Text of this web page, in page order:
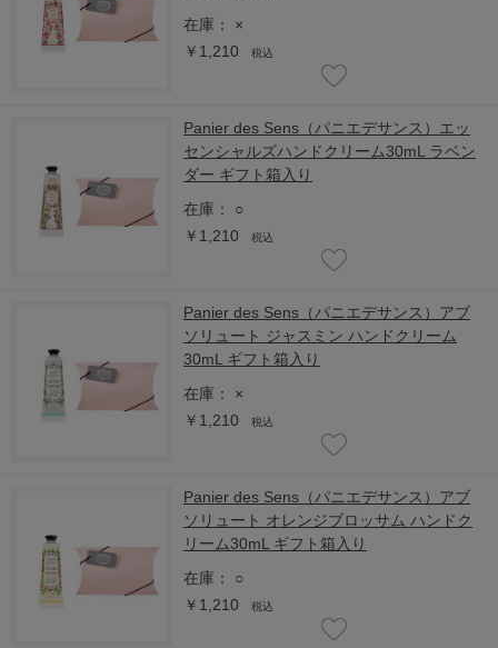
在庫：
×
￥1,210
税込
Panier des Sens（パニエデサンス）エッ
センシャルズハンドクリーム30mL ラベン
ダー ギフト箱入り
在庫：
○
￥1,210
税込
Panier des Sens（パニエデサンス）アブ
ソリュート ジャスミン ハンドクリーム
30mL ギフト箱入り
在庫：
×
￥1,210
税込
Panier des Sens（パニエデサンス）アブ
ソリュート オレンジブロッサム ハンドク
リーム30mL ギフト箱入り
在庫：
○
￥1,210
税込